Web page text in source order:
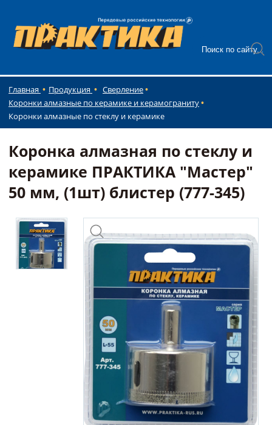
Главная Продукция
Сверление
Коронки алмазные по керамике и керамограниту
Коронки алмазные по стеклу и керамике
Коронка алмазная по стеклу и
керамике ПРАКТИКА "Мастер"
50 мм, (1шт) блистер (777-345)